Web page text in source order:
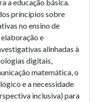
a educação básica.
princípios sobre
no ensino de
e
alinhadas à
digitais,
matemática, o
e a necessidade
inclusiva) para